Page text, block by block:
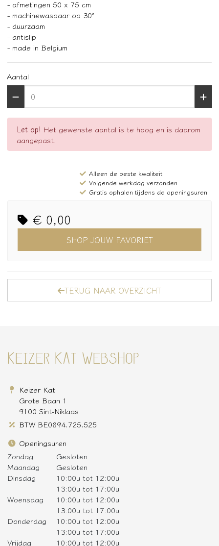
- afmetingen 50 x 75 cm
- machinewasbaar op 30°
- duurzaam
- antislip
- made in Belgium
Aantal
Let op! Het gewenste aantal is te hoog en is daarom
aangepast.
Alleen de beste kwaliteit
Volgende werkdag verzonden
Gratis ophalen tijdens de openingsuren
€ 0,00
SHOP JOUW FAVORIET
TERUG NAAR OVERZICHT
KEIZER KAT WEBSHOP
Keizer Kat
Grote Baan 1
9100 Sint-Niklaas
BTW BE0894.725.525
Openingsuren
Zondag
Gesloten
Maandag
Gesloten
Dinsdag
10:00u tot 12:00u
13:00u tot 17:00u
Woensdag
10:00u tot 12:00u
13:00u tot 17:00u
Donderdag
10:00u tot 12:00u
13:00u tot 17:00u
Vrijdag
10:00u tot 12:00u